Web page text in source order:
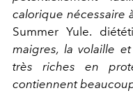
calorique nécessaire
Summer Yule.
maigres, la volaille
très riches en
contiennent